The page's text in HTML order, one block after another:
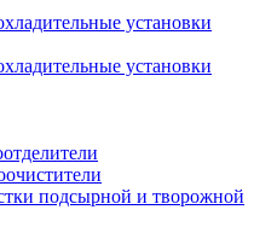
установки
установки
подсырной и творожной